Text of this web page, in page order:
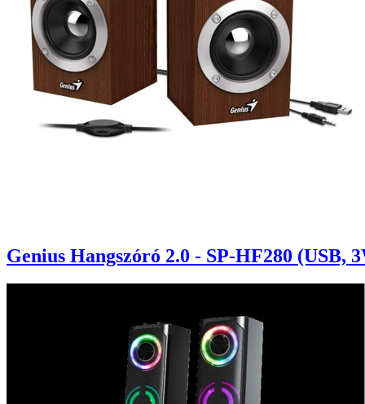
Genius Hangszóró 2.0 - SP-HF280 (USB,